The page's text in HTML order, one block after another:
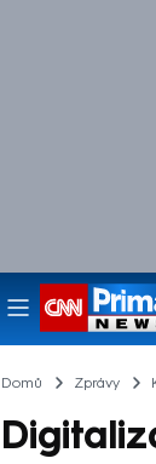
Domů Zprávy